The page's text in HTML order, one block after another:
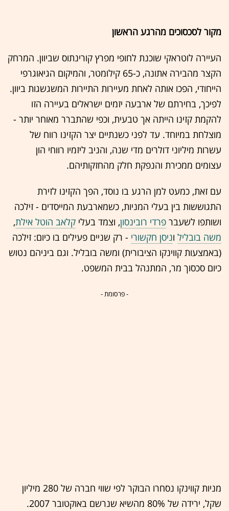
מקור לסכסוכים מהרגע הראשון
העיירה לוטראקי שוכנת לחופי מפרץ קורינתוס שביוון. המרחק
הקצר מהבירה אתונה, כ-65 קילומטר, והמיקום הגיאוגרפי
הייחודי, הפכו אותה לאחת מעיירות התיירות המשגשגות ביוון.
לפיכך, בחירתם של ארבעה יזמים ישראלים בעיירה הזו
להקמת קזינו הייתה אך טבעית, וכפי שהתברר מאוחר יותר -
מוצלחת במיוחד. עד לפני כשנתיים יצר הקזינו רווח של
עשרות מיליוני דולרים מדי שנה, והניב ליזמיו רווחי הון
עצומים ממכירת והנפקת חלק מהחזקותיהם.
עם זאת, כמעט למן הרגע בו נוסד, הפך הקזינו לזירת
התגוששות בין בעלי המניות, כשמארבעת המייסדים - זילכה
ושותפו לשעבר פרדי רובינסון, וצמד בעלי קלאב הוטל אילת,
משה בובליל וניסן חקשורי - רק שניים פעילים בו כיום: זילכה
(באמצעות קווינקו הציבורית) ומשה בובליל. וגם ביניהם נטוש
כיום סכסוך מר, המתנהל בבית המשפט.
- פרסומת -
מניות קווינקו נסחרו הבוקר לפי שווי חברה של 280 מיליון
שקל, ירידה של 80% מהשיא שנרשם באוקטובר 2007.